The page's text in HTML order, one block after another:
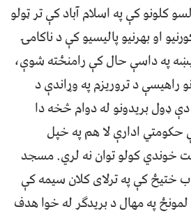
کلونو کې په اسلام آباد کې تر ټولو
او بهرنیو پالیسیو کې د ناکامۍ
په داسې حال کې رامنځته شوې،
راهیسې د تروریزم په وړاندې د
ډول بریدونو له دوام څخه دا
ادارې لا هم په خپل
خوندي کولو توان نه لري. مسجد
ختیځ کې په ترلای کلان سیمه کې
په مهال د بریدګر له خوا هدف